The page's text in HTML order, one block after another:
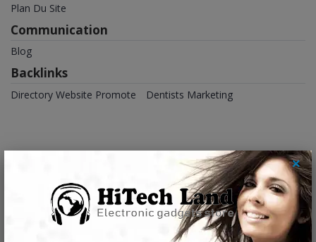
×
Plan Du Site
Communication
Blog
Backlinks
Directory Website Promote Dentists Marketing
En savoir plus sur nous